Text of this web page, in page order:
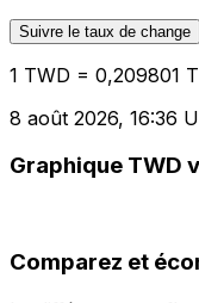
Suivre le taux de change
1 TWD = 0,209801
8 août 2026, 16:36
Graphique TWD
Comparez et